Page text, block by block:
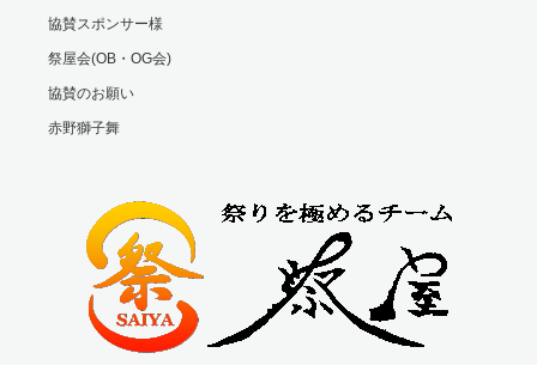
協賛スポンサー様
祭屋会(OB・OG会)
協賛のお願い
赤野獅子舞